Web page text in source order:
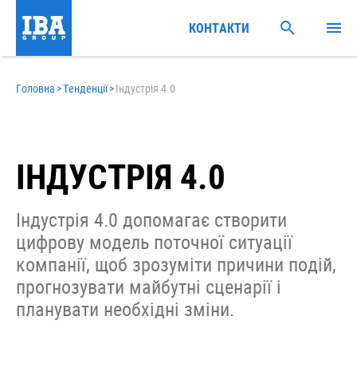
Головна >Тенденції>Індустрія 4.0
ІНДУСТРІЯ 4.0
Індустрія 4.0 допомагає створити
цифрову модель поточної ситуації
компанії, щоб зрозуміти причини подій,
прогнозувати майбутні сценарії і
планувати необхідні зміни.
КОНТАКТИ